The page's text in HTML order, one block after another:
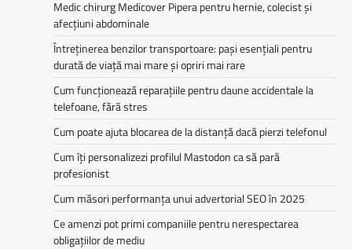
Medic chirurg Medicover Pipera pentru hernie, colecist și
afecțiuni abdominale
Întreținerea benzilor transportoare: pași esențiali pentru
durată de viață mai mare și opriri mai rare
Cum funcționează reparațiile pentru daune accidentale la
telefoane, fără stres
Cum poate ajuta blocarea de la distanță dacă pierzi telefonul
Cum îți personalizezi profilul Mastodon ca să pară
profesionist
Cum măsori performanța unui advertorial SEO în 2025
Ce amenzi pot primi companiile pentru nerespectarea
obligațiilor de mediu­­